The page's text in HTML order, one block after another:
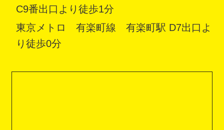
C9番出口より徒歩1分
東京メトロ 有楽町線 有楽町駅 D7出口よ
り徒歩0分